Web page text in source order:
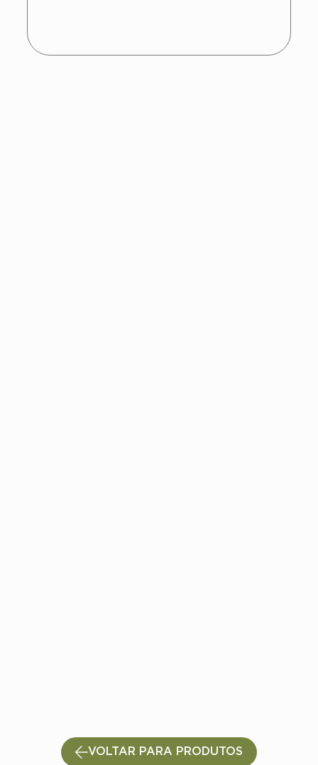
VOLTAR PARA PRODUTOS